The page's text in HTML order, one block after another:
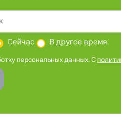
Сейчас В другое время
персональных данных. С